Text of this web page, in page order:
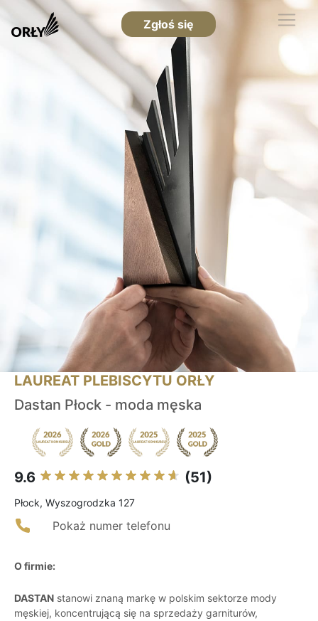
Zgłoś się
LAUREAT PLEBISCYTU ORŁY
Dastan Płock - moda męska
9.6 (51)
Płock, Wyszogrodzka 127
Pokaż numer telefonu
O firmie:
DASTAN stanowi znaną markę w polskim sektorze mody
męskiej, koncentrującą się na sprzedaży garniturów,